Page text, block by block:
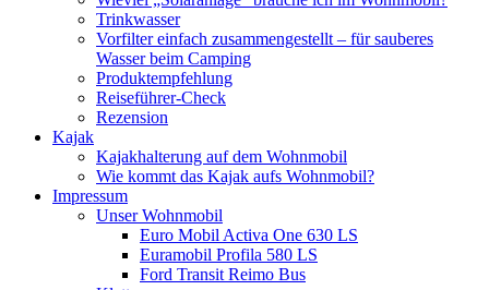
Trinkwasser
Vorfilter einfach zusammengestellt – für sauberes
Wasser beim Camping
Produktempfehlung
Reiseführer-Check
Rezension
Kajak
Kajakhalterung auf dem Wohnmobil
Wie kommt das Kajak aufs Wohnmobil?
Impressum
Unser Wohnmobil
Euro Mobil Activa One 630 LS
Euramobil Profila 580 LS
Ford Transit Reimo Bus